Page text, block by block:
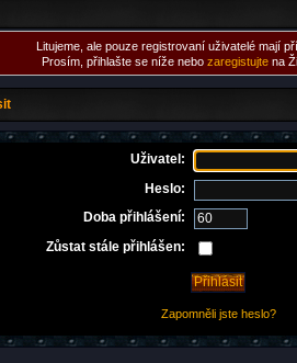
Litujeme, ale pouze registrovaní uživatelé mají
Prosím, přihlašte se níže nebo zaregistujte na
Uživatel:
Heslo:
Doba přihlášení:
Zůstat stále přihlášen:
Zapomněli jste heslo?